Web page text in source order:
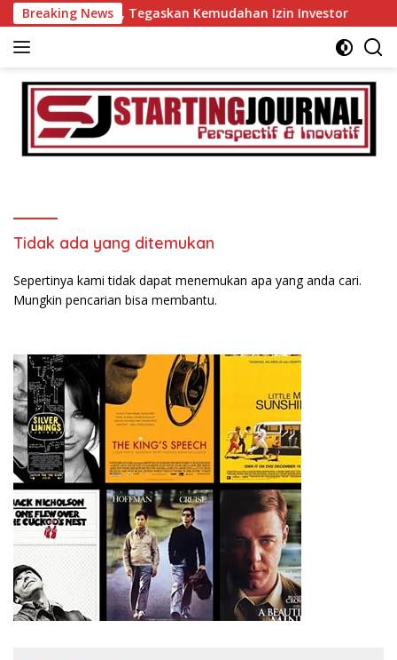
Langsung
ke
konten
Breaking News
Tanah Datar, Tegaskan Kemudahan Izin Investor
Tidak ada yang ditemukan
Sepertinya kami tidak dapat menemukan apa yang anda cari.
Mungkin pencarian bisa membantu.